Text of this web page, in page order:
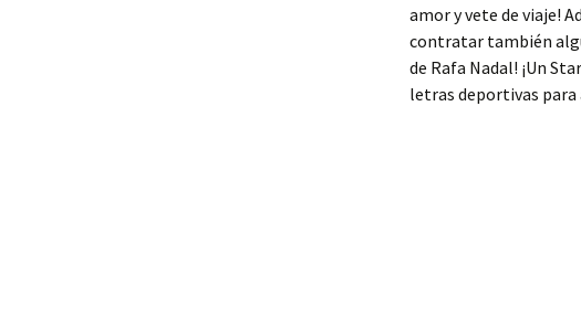
amor y vete de viaje!
contratar también
de Rafa Nadal! ¡Un
letras deportivas